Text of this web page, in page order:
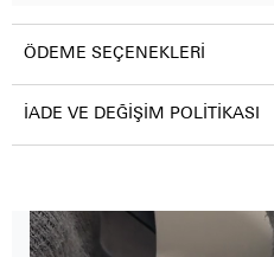
ÖDEME SEÇENEKLERI
İADE VE DEĞIŞIM POLITIKASI